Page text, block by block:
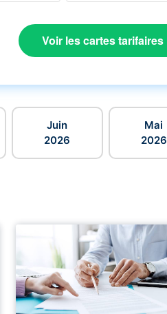
Voir les cartes tarifaires
Juin
2026
Mai
2026